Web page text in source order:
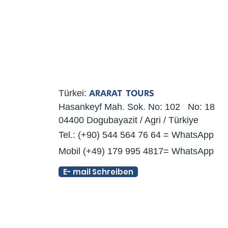
Türkei: ARARAT TOURS
Hasankeyf Mah. Sok. No: 102 No: 18
04400 Dogubayazit / Agri / Türkiye
Tel.: (+90) 544 564 76 64 = WhatsApp
Mobil (+49) 179 995 4817= WhatsApp
E- mail Schreiben